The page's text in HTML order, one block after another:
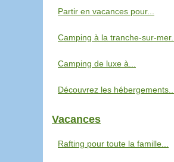
Partir en vacances pour...
Camping à la tranche-sur-mer...
Camping de luxe à...
Découvrez les hébergements...
Vacances
Rafting pour toute la famille...